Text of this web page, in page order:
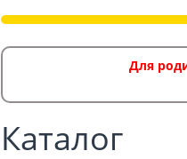
Для
Каталог